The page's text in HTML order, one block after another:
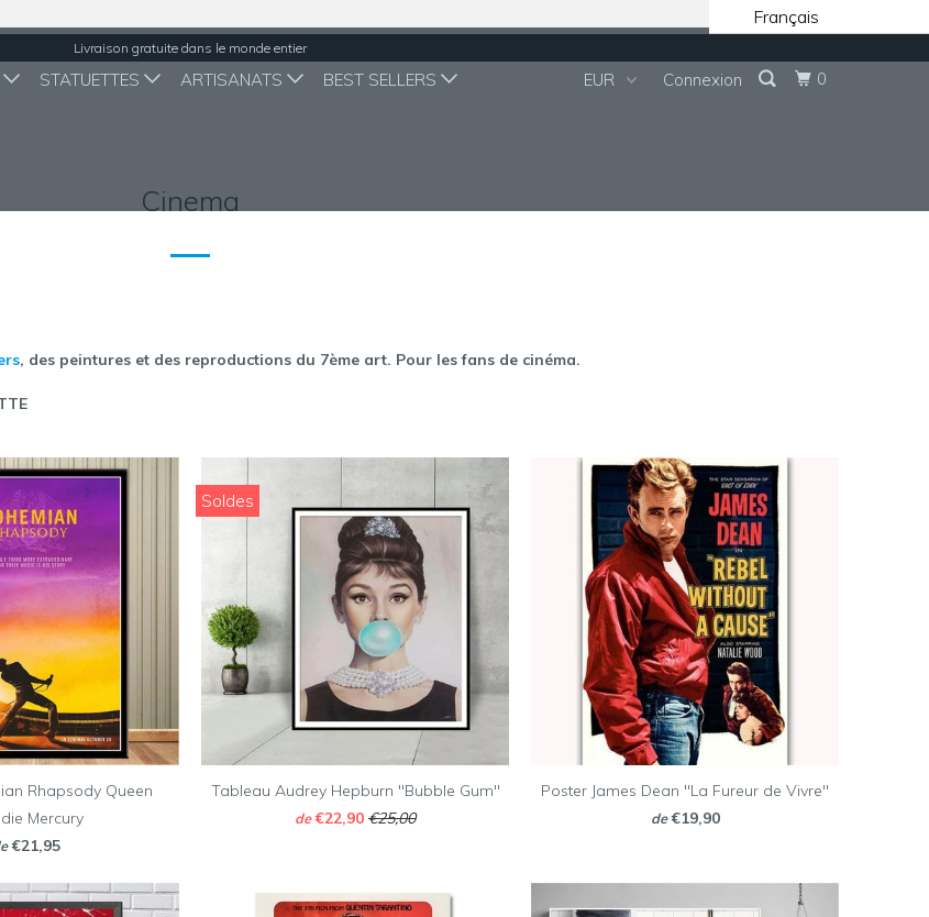
Français
Livraison gratuite dans le monde entier
Connexion 0
STATUETTES ARTISANATS BEST SELLERS
Cinema
, des peintures et des reproductions du 7ème art. Pour les fans de cinéma.
Rhapsody Queen
Mercury
€21,95
Tableau Audrey Hepburn "Bubble Gum"
de €22,90 €25,00
Soldes
Poster James Dean "La Fureur de Vivre"
de €19,90